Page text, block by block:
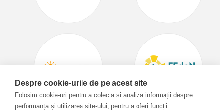
Despre cookie-urile de pe acest site
Folosim cookie-uri pentru a colecta si analiza informații despre
performanța și utilizarea site-ului, pentru a oferi funcții